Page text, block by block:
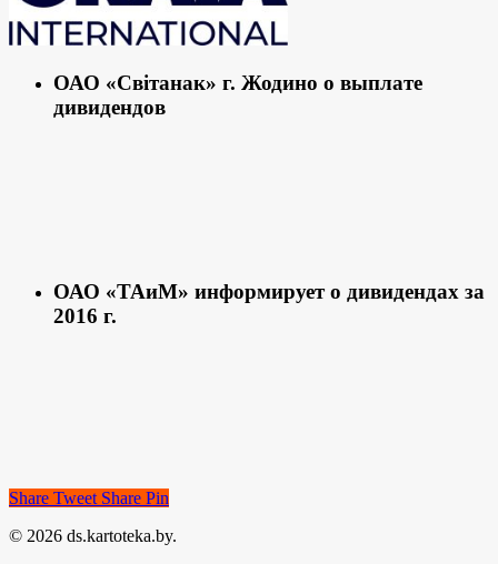
ОАО «Свiтанак» г. Жодино о выплате
дивидендов
ОАО «ТАиМ» информирует о дивидендах за
2016 г.
Share Tweet Share Pin
© 2026 ds.kartoteka.by.